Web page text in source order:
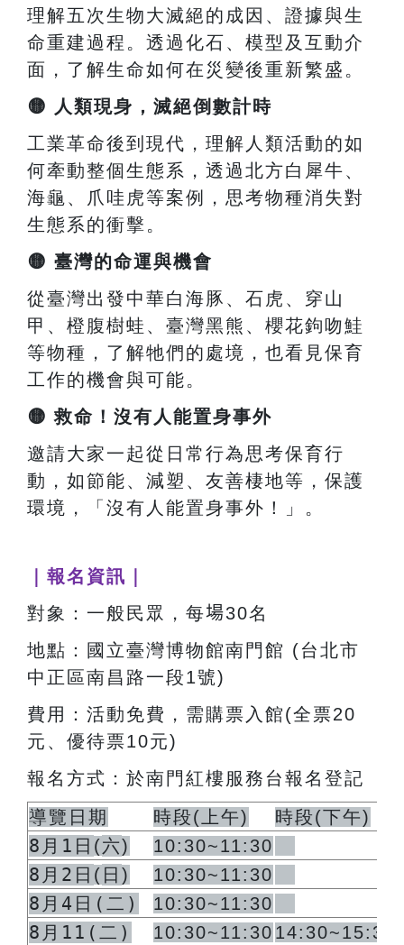
理解五次生物大滅絕的成因、證據與生
命重建過程。透過化石、模型及互動介
面，了解生命如何在災變後重新繁盛。
🟡 人類現身，滅絕倒數計時
工業革命後到現代，理解人類活動的如
何牽動整個生態系，透過北方白犀牛、
海龜、爪哇虎等案例，思考物種消失對
生態系的衝擊。
🟡 臺灣的命運與機會
從臺灣出發中華白海豚、石虎、穿山
甲、橙腹樹蛙、臺灣黑熊、櫻花鉤吻鮭
等物種，了解牠們的處境，也看見保育
工作的機會與可能。
🟡 救命！沒有人能置身事外
邀請大家一起從日常行為思考保育行
動，如節能、減塑、友善棲地等，保護
環境，「沒有人能置身事外！」。
｜報名資訊｜
對象：一般民眾，每場30名
地點：國立臺灣博物館南門館 (台北市
中正區南昌路一段1號)
費用：活動免費，需購票入館(全票20
元、優待票10元)
報名方式：於南門紅樓服務台報名登記
導覽日期
時段( 上午) 時段(下午)
8月1日 (六) 10:30~11:30
8月2日 ( 日 ) 10:30~11:30
8月4日(二) 10:30~11:30
8月11(二) 10:30~11:30 14:30~15:30